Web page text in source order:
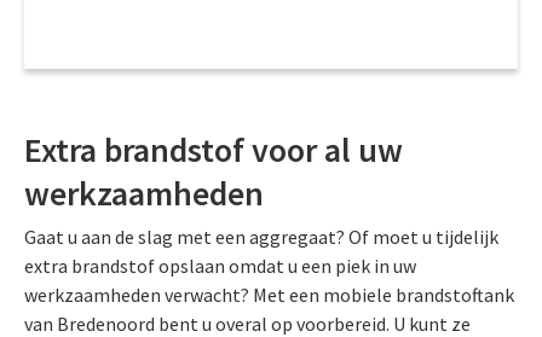
Extra brandstof voor al uw
werkzaamheden
Gaat u aan de slag met een aggregaat? Of moet u tijdelijk
extra brandstof opslaan omdat u een piek in uw
werkzaamheden verwacht? Met een mobiele brandstoftank
van Bredenoord bent u overal op voorbereid. U kunt ze